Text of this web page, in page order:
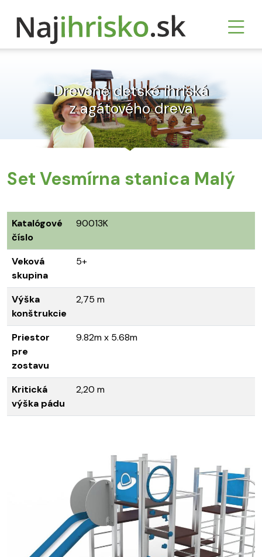
Drevené detské ihriská
z agátového dreva
Set Vesmírna stanica Malý
Katalógové
číslo
90013K
Veková
skupina
5+
Výška
konštrukcie
2,75 m
Priestor
pre
zostavu
9.82m x 5.68m
Kritická
výška pádu
2,20 m